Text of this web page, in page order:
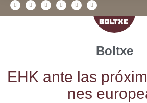
Boltxe
EHK ante las
nes